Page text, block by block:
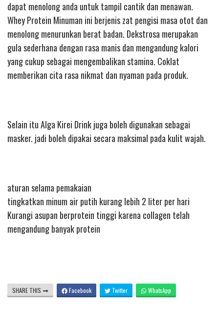
dapat menolong anda untuk tampil cantik dan menawan.
Whey Protein Minuman ini berjenis zat pengisi masa otot dan
menolong menurunkan berat badan. Dekstrosa merupakan
gula sederhana dengan rasa manis dan mengandung kalori
yang cukup sebagai mengembalikan stamina. Coklat
memberikan cita rasa nikmat dan nyaman pada produk.
Selain itu Alga Kirei Drink juga boleh digunakan sebagai
masker. jadi boleh dipakai secara maksimal pada kulit wajah.
aturan selama pemakaian
tingkatkan minum air putih kurang lebih 2 liter per hari
Kurangi asupan berprotein tinggi karena collagen telah
mengandung banyak protein
SHARE THIS Facebook Twitter WhatsApp